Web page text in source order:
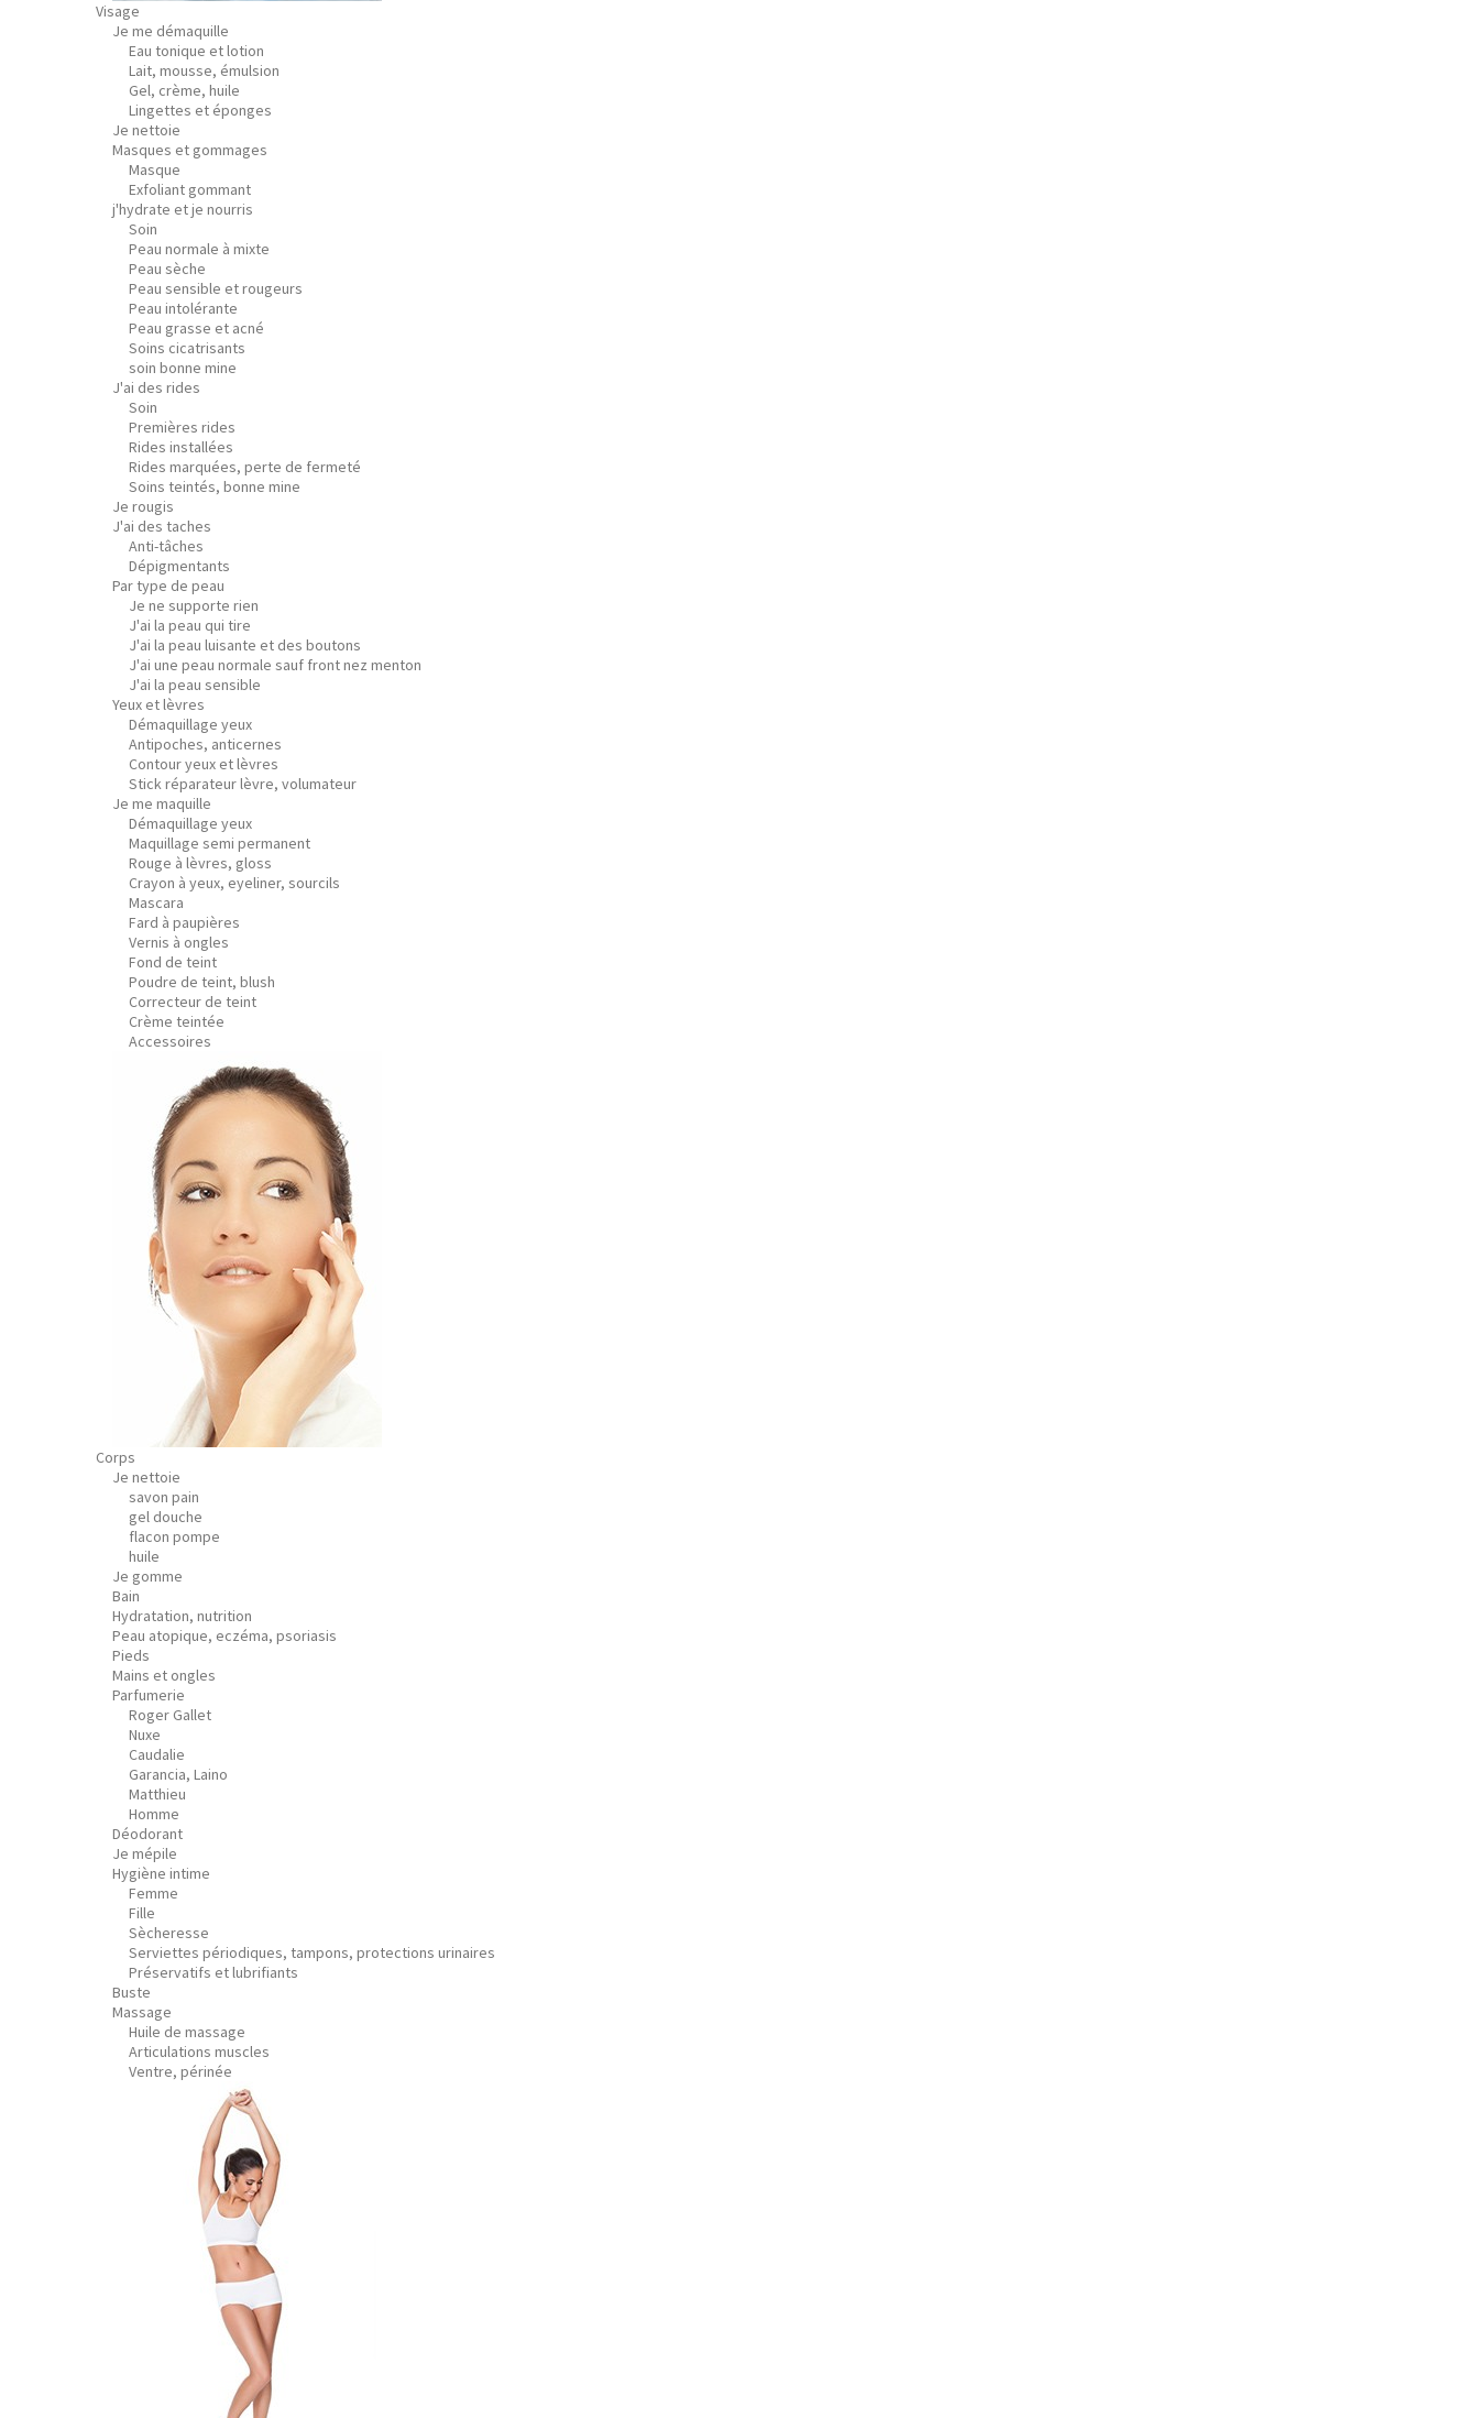
Visage
Je me démaquille
Eau tonique et lotion
Lait, mousse, émulsion
Gel, crème, huile
Lingettes et éponges
Je nettoie
Masques et gommages
Masque
Exfoliant gommant
j'hydrate et je nourris
Soin
Peau normale à mixte
Peau sèche
Peau sensible et rougeurs
Peau intolérante
Peau grasse et acné
Soins cicatrisants
soin bonne mine
J'ai des rides
Soin
Premières rides
Rides installées
Rides marquées, perte de fermeté
Soins teintés, bonne mine
Je rougis
J'ai des taches
Anti-tâches
Dépigmentants
Par type de peau
Je ne supporte rien
J'ai la peau qui tire
J'ai la peau luisante et des boutons
J'ai une peau normale sauf front nez menton
J'ai la peau sensible
Yeux et lèvres
Démaquillage yeux
Antipoches, anticernes
Contour yeux et lèvres
Stick réparateur lèvre, volumateur
Je me maquille
Démaquillage yeux
Maquillage semi permanent
Rouge à lèvres, gloss
Crayon à yeux, eyeliner, sourcils
Mascara
Fard à paupières
Vernis à ongles
Fond de teint
Poudre de teint, blush
Correcteur de teint
Crème teintée
Accessoires
Corps
Je nettoie
savon pain
gel douche
flacon pompe
huile
Je gomme
Bain
Hydratation, nutrition
Peau atopique, eczéma, psoriasis
Pieds
Mains et ongles
Parfumerie
Roger Gallet
Nuxe
Caudalie
Garancia, Laino
Matthieu
Homme
Déodorant
Je mépile
Hygiène intime
Femme
Fille
Sècheresse
Serviettes périodiques, tampons, protections urinaires
Préservatifs et lubrifiants
Buste
Massage
Huile de massage
Articulations muscles
Ventre, périnée